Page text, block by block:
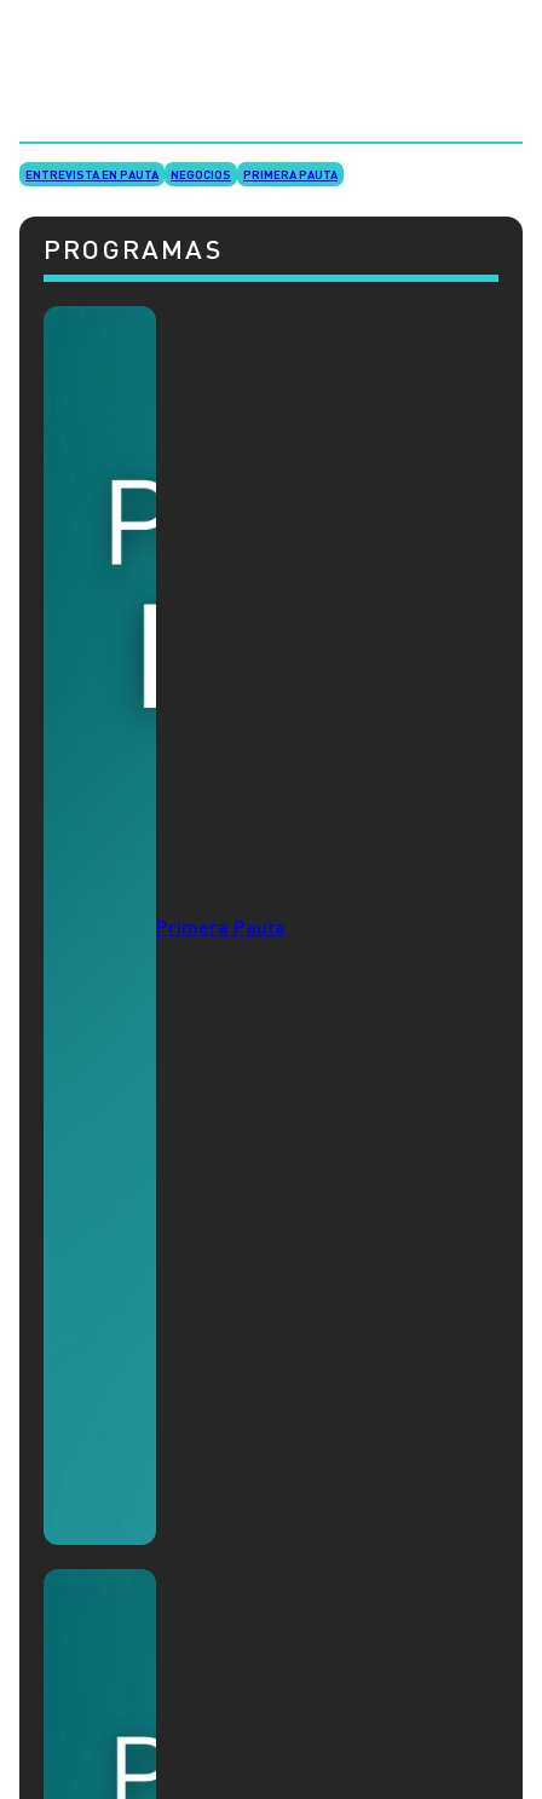
ENTREVISTA EN PAUTA NEGOCIOS PRIMERA PAUTA
PROGRAMAS
Primera Pauta